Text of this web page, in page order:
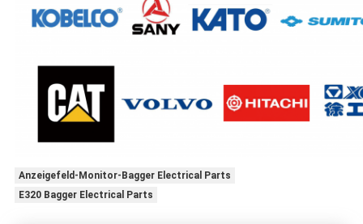
Anzeigefeld-Monitor-Bagger Electrical Parts
E320 Bagger Electrical Parts